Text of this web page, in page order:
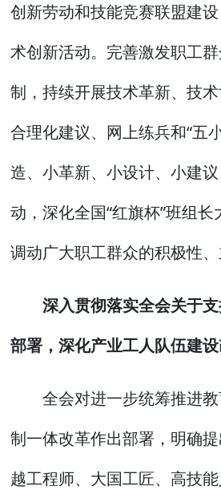
创新劳动和技能竞赛联盟建
术创新活动。完善激发职工
制，持续开展技术革新、技术
合理化建议、网上练兵和“五
造、小革新、小设计、小建
动，深化全国“红旗杯”班组
调动广大职工群众的积极性、
深入贯彻落实全会关于
部署，深化产业工人队伍建
全会对进一步统筹推进
制一体改革作出部署，明确
越工程师、大国工匠、高技